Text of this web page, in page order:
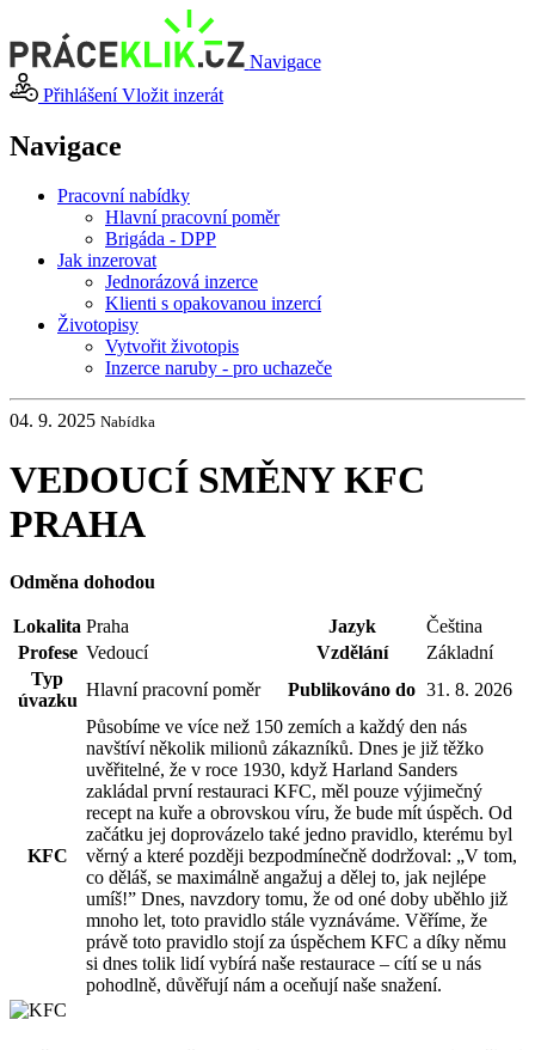
Navigace
PřihlášeníVložit inzerát
Navigace
Pracovní nabídky
Hlavní pracovní poměr
Brigáda - DPP
Jak inzerovat
Jednorázová inzerce
Klienti s opakovanou inzercí
Životopisy
Vytvořit životopis
Inzerce naruby - pro uchazeče
04. 9. 2025 Nabídka
VEDOUCÍ SMĚNY KFC
PRAHA
Odměna dohodou
Lokalita Praha Jazyk
Čeština
Profese Vedoucí Vzdělání
Základní
Typ
úvazku
Hlavní pracovní poměr Publikováno do 31. 8. 2026
KFC
Působíme ve více než 150 zemích a každý den nás
navštíví několik milionů zákazníků. Dnes je již těžko
uvěřitelné, že v roce 1930, když Harland Sanders
zakládal první restauraci KFC, měl pouze výjimečný
recept na kuře a obrovskou víru, že bude mít úspěch. Od
začátku jej doprovázelo také jedno pravidlo, kterému byl
věrný a které později bezpodmínečně dodržoval: „V tom,
co děláš, se maximálně angažuj a dělej to, jak nejlépe
umíš!” Dnes, navzdory tomu, že od oné doby uběhlo již
mnoho let, toto pravidlo stále vyznáváme. Věříme, že
právě toto pravidlo stojí za úspěchem KFC a díky němu
si dnes tolik lidí vybírá naše restaurace – cítí se u nás
pohodlně, důvěřují nám a oceňují naše snažení.